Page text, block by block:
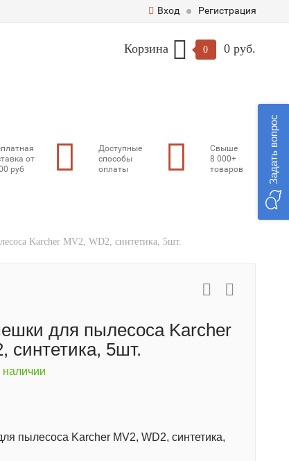
Вход Регистрация
Корзина 0 0 руб.
от
руб
Доступные
способы
оплаты
Свыше
8 000+
товаров
Karcher MV2, WD2, синтетика, 5шт.
для пылесоса Karcher
синтетика, 5шт.
наличии
пылесоса Karcher MV2, WD2, синтетика,
Задать вопрос